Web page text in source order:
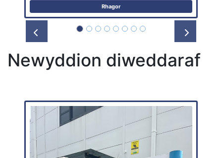
Rhagor
Prev Next
Newyddion diweddaraf